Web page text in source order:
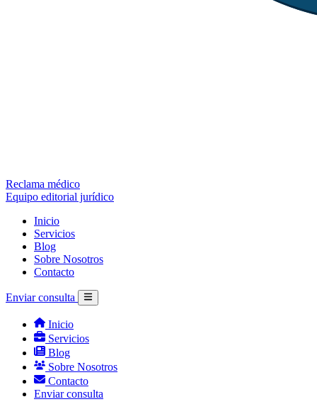
Reclama médico
Equipo editorial jurídico
Inicio
Servicios
Blog
Sobre Nosotros
Contacto
Enviar consulta
Inicio
Servicios
Blog
Sobre Nosotros
Contacto
Enviar consulta